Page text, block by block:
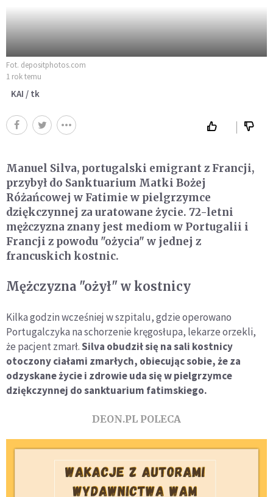
Fot. depositphotos.com
1 rok temu
KAI / tk
Manuel Silva, portugalski emigrant z Francji,
przybył do Sanktuarium Matki Bożej
Różańcowej w Fatimie w pielgrzymce
dziękczynnej za uratowane życie. 72-letni
mężczyzna znany jest mediom w Portugalii i
Francji z powodu "ożycia" w jednej z
francuskich kostnic.
Mężczyzna "ożył" w kostnicy
Kilka godzin wcześniej w szpitalu, gdzie operowano
Portugalczyka na schorzenie kręgosłupa, lekarze orzekli,
że pacjent zmarł.Silva obudził się na sali kostnicy
otoczony ciałami zmarłych, obiecując sobie, że za
odzyskane życie i zdrowie uda się w pielgrzymce
dziękczynnej do sanktuarium fatimskiego.
DEON.PL POLECA